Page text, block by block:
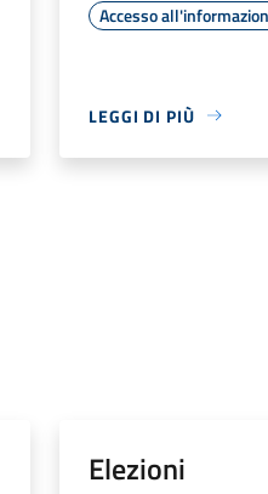
Accesso
LEGGI DI PIÙ
Elezioni